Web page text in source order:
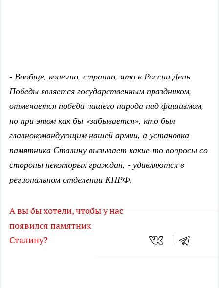
- Вообще, конечно, странно, что в России День
Победы является государственным праздником,
отмечается победа нашего народа над фашизмом,
но при этом как бы «забывается», кто был
главнокомандующим нашей армии, а установка
памятника Сталину вызывает какие-то вопросы со
стороны некоторых граждан, - удивляются в
региональном отделении КПРФ.
А вы бы хотели, чтобы у нас
появился памятник
Сталину?